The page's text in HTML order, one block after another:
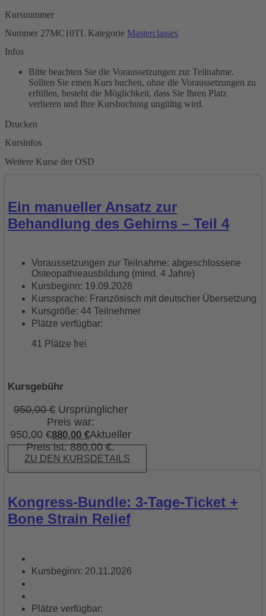
Kursnummer
Nummer 27MC10TL Kategorie Masterclasses
Infos
Bitte beachten Sie die Voraussetzungen zur Teilnahme.
Sollten Sie einen Kurs buchen, ohne die Voraussetzungen zu
erfüllen, besteht die Möglichkeit, dass Sie Ihren Platz
verlieren und Ihre Kursbuchung ungültig wird.
Drucken
Kursinfos
Weitere Kurse der OSD
Ein manueller Ansatz zur
Behandlung des Gehirns – Teil 4
Voraussetzungen zur Teilnahme: abgeschlossene
Osteopathieausbildung (mind. 4 Jahre)
Kursbeginn: 19.09.2028
Kurssprache: Französisch mit deutscher Übersetzung
Kursgröße: 44 Teilnehmer
Plätze verfügbar:
41 Plätze frei
Kursgebühr
950,00€ Ursprünglicher
Preis war:
950,00 €880,00 €Aktueller
Preis ist: 880,00 €.
ZU DEN KURSDETAILS
Kongress-Bundle: 3-Tage-Ticket +
Bone Strain Relief
Kursbeginn: 20.11.2026
Plätze verfügbar: